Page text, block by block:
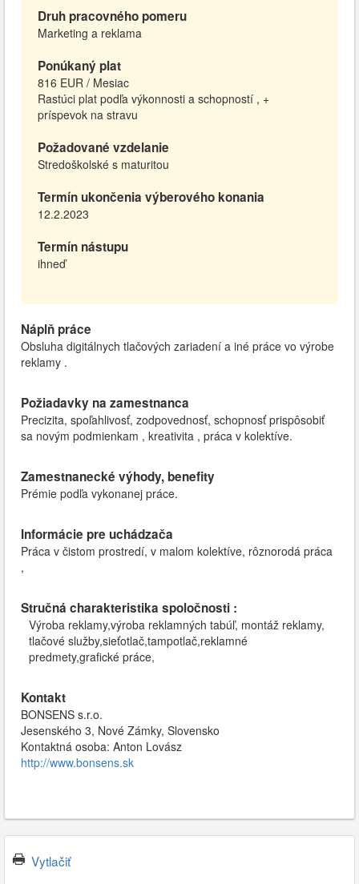
Druh pracovného pomeru
Marketing a reklama
Ponúkaný plat
816 EUR / Mesiac
Rastúci plat podľa výkonnosti a schopností , +
príspevok na stravu
Požadované vzdelanie
Stredoškolské s maturitou
Termín ukončenia výberového konania
12.2.2023
Termín nástupu
ihneď
Náplň práce
Obsluha digitálnych tlačových zariadení a iné práce vo výrobe
reklamy .
Požiadavky na zamestnanca
Precizita, spoľahlivosť, zodpovednosť, schopnosť prispôsobiť
sa novým podmienkam , kreativita , práca v kolektíve.
Zamestnanecké výhody, benefity
Prémie podľa vykonanej práce.
Informácie pre uchádzača
Práca v čistom prostredí, v malom kolektíve, rôznorodá práca
,
Stručná charakteristika spoločnosti :
Výroba reklamy,výroba reklamných tabúľ, montáž reklamy,
tlačové služby,sieťotlač,tampotlač,reklamné
predmety,grafické práce,
Kontakt
BONSENS s.r.o.
Jesenského 3, Nové Zámky, Slovensko
Kontaktná osoba: Anton Lovász
http://www.bonsens.sk
Vytlačiť